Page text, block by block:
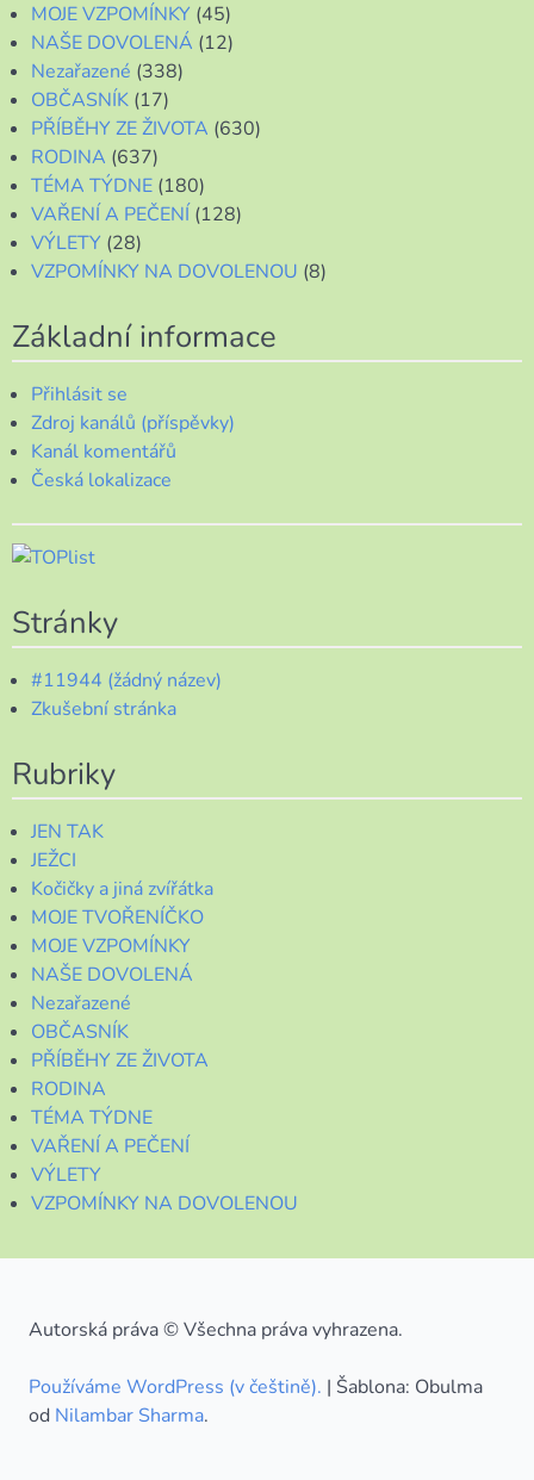
MOJE VZPOMÍNKY (45)
NAŠE DOVOLENÁ (12)
Nezařazené (338)
OBČASNÍK (17)
PŘÍBĚHY ZE ŽIVOTA (630)
RODINA (637)
TÉMA TÝDNE (180)
VAŘENÍ A PEČENÍ (128)
VÝLETY (28)
VZPOMÍNKY NA DOVOLENOU (8)
Základní informace
Přihlásit se
Zdroj kanálů (příspěvky)
Kanál komentářů
Česká lokalizace
Stránky
#11944 (žádný název)
Zkušební stránka
Rubriky
JEN TAK
JEŽCI
Kočičky a jiná zvířátka
MOJE TVOŘENÍČKO
MOJE VZPOMÍNKY
NAŠE DOVOLENÁ
Nezařazené
OBČASNÍK
PŘÍBĚHY ZE ŽIVOTA
RODINA
TÉMA TÝDNE
VAŘENÍ A PEČENÍ
VÝLETY
VZPOMÍNKY NA DOVOLENOU
Autorská práva © Všechna práva vyhrazena.
Používáme WordPress (v češtině). | Šablona: Obulma
od Nilambar Sharma.